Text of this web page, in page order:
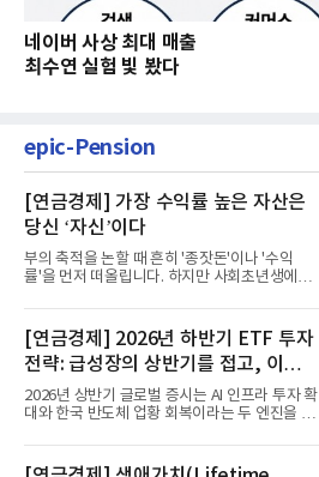
네이버 사상 최대 매출
최수연 실험 빛 봤다
epic-Pension
[연금경제] 가장 수익률 높은 자산은
당신 ‘자신’이다
부의 축적을 논할 때 흔히 '종잣돈'이나 '수익
률'을 먼저 떠올립니다. 하지만 사회초년생에게
[연금경제] 2026년 하반기 ETF 투자
전략: 급성장의 상반기를 접고, 이제
'실적'이 가르는 하반기를 맞다
2026년 상반기 글로벌 증시는 AI 인프라 투자 확
대와 한국 반도체 업황 회복이라는 두 엔진을 달